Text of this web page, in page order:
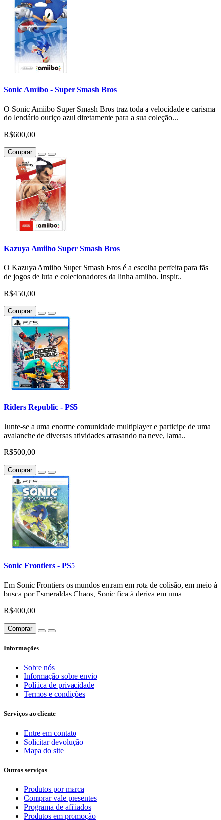
Sonic Amiibo - Super Smash Bros
O Sonic Amiibo Super Smash Bros traz toda a velocidade e carisma
do lendário ouriço azul diretamente para a sua coleção...
R$600,00
Comprar
Kazuya Amiibo Super Smash Bros
O Kazuya Amiibo Super Smash Bros é a escolha perfeita para fãs
de jogos de luta e colecionadores da linha amiibo. Inspir..
R$450,00
Comprar
Riders Republic - PS5
Junte-se a uma enorme comunidade multiplayer e participe de uma
avalanche de diversas atividades arrasando na neve, lama..
R$500,00
Comprar
Sonic Frontiers - PS5
Em Sonic Frontiers os mundos entram em rota de colisão, em meio à
busca por Esmeraldas Chaos, Sonic fica à deriva em uma..
R$400,00
Comprar
Informações
Sobre nós
Informação sobre envio
Política de privacidade
Termos e condições
Serviços ao cliente
Entre em contato
Solicitar devolução
Mapa do site
Outros serviços
Produtos por marca
Comprar vale presentes
Programa de afiliados
Produtos em promoção